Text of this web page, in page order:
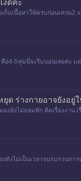
งดีคะ
เก็บเนื้อหาให้ครบก่อนเทร
อ4-5ทุ่มนี่จะรีบนอนเลยค่ะ
ด ร่างกายอาจยังอยู่
งยังไม่ยอมพัก คิดเรื่องงาน
บบ
งดังไม่เป็นเวลาจนรบกวน